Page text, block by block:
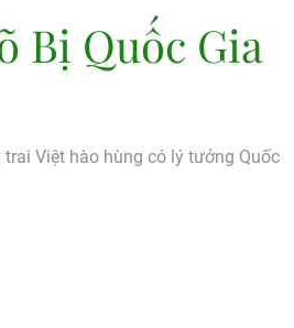
Bị Quốc Gia
Việt hào hùng có lý tưởng Quốc